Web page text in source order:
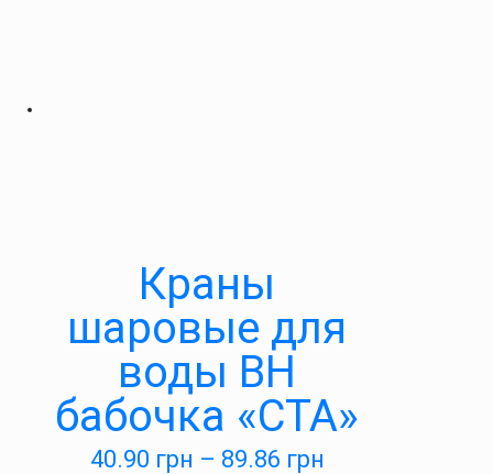
Краны
шаровые для
воды ВН
бабочка «СТА»
40.90 грн – 89.86 грн